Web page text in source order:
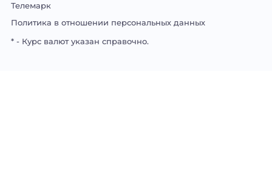
Телемарк
Политика в отношении персональных данных
* - Курс валют указан справочно.